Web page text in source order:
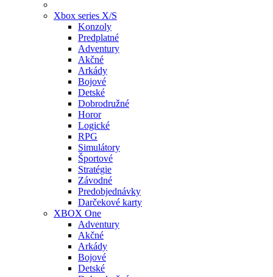
Xbox series X/S
Konzoly
Predplatné
Adventury
Akčné
Arkády
Bojové
Detské
Dobrodružné
Horor
Logické
RPG
Simulátory
Športové
Stratégie
Závodné
Predobjednávky
Darčekové karty
XBOX One
Adventury
Akčné
Arkády
Bojové
Detské